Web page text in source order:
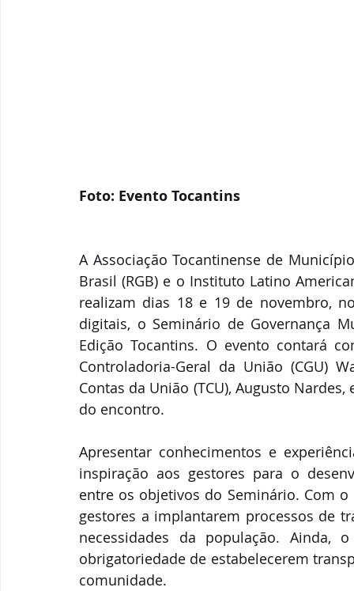
Foto: Evento Tocantins
A Associação Tocantinense de
Brasil (RGB) e o Instituto Latino
realizam dias 18 e 19 de novembro,
digitais, o Seminário de Governança
Edição Tocantins. O evento contará
Controladoria-Geral da União (CGU)
Contas da União (TCU), Augusto
do encontro.
Apresentar conhecimentos e
inspiração aos gestores para o
entre os objetivos do Seminário. Com
gestores a implantarem processos de
necessidades da população. Ainda,
obrigatoriedade de estabelecerem
comunidade.